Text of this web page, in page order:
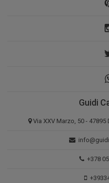
Guidi
Via XXV Marzo, 50 -
+378